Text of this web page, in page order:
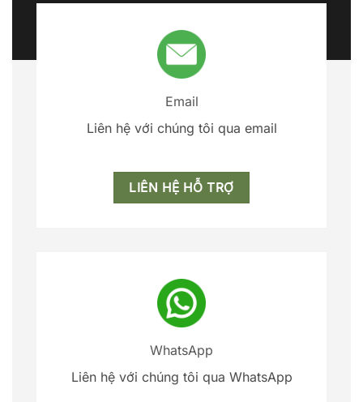
Email
Liên hệ với chúng tôi qua email
LIÊN HỆ HỖ TRỢ
WhatsApp
Liên hệ với chúng tôi qua WhatsApp